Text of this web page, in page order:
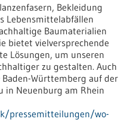
Bekleidung
Lebensmittelabfällen
Baumaterialien
bietet vielversprechende
Lösungen, um unseren
zu gestalten. Auch
Baden-Württemberg auf der
in Neuenburg am Rhein
pressemitteilungen/wo-